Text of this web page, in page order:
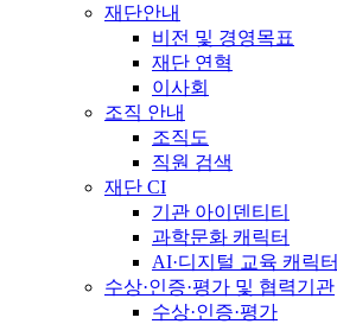
재단안내
비전 및 경영목표
재단 연혁
이사회
조직 안내
조직도
직원 검색
재단 CI
기관 아이덴티티
과학문화 캐릭터
AI·디지털 교육 캐릭터
수상·인증·평가 및 협력기관
수상·인증·평가